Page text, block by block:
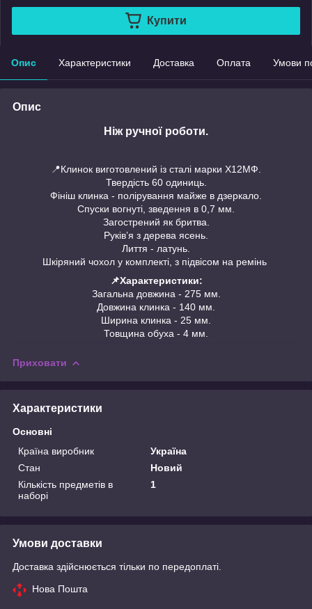
Купити
Опис Характеристики Доставка Оплата Умови
Опис
Ніж ручної роботи.
📍Клинок виготовлений із сталі марки Х12МФ.
Твердість 60 одиниць.
Фініш клинка - полірування майже в дзеркало.
Спуски вогнуті, зведення в 0,7 мм.
Загострений як бритва.
Руківʼя з дерева ясень.
Лиття - латунь.
Шкіряний чохол у комплекті, з підвісом на ремінь
📌Характеристики:
Загальна довжина - 275 мм.
Довжина клинка - 140 мм.
Ширина клинка - 25 мм.
Товщина обуха - 4 мм.
Приховати
Характеристики
Основні
Країна виробник
Україна
Стан
Новий
Кількість предметів в
наборі
1
Умови доставки
Доставка здійснюється тільки по передоплаті.
Нова Пошта